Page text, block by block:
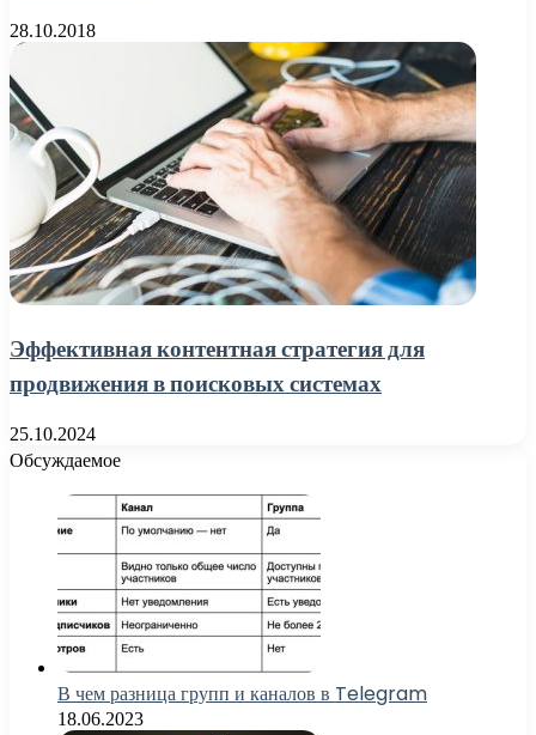
28.10.2018
Эффективная контентная стратегия для
продвижения в поисковых системах
25.10.2024
Обсуждаемое
В чем разница групп и каналов в Telegram
18.06.2023